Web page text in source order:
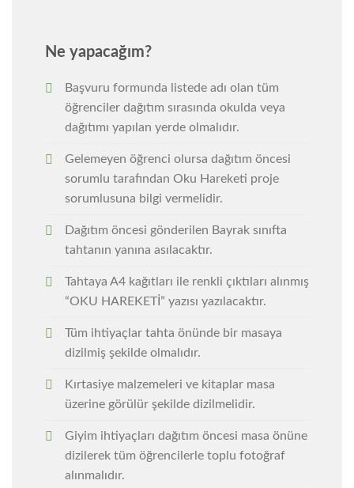
Ne yapacağım?
Başvuru formunda listede adı olan tüm
öğrenciler dağıtım sırasında okulda veya
dağıtımı yapılan yerde olmalıdır.
Gelemeyen öğrenci olursa dağıtım öncesi
sorumlu tarafından Oku Hareketi proje
sorumlusuna bilgi vermelidir.
Dağıtım öncesi gönderilen Bayrak sınıfta
tahtanın yanına asılacaktır.
Tahtaya A4 kağıtları ile renkli çıktıları alınmış
“OKU HAREKETİ” yazısı yazılacaktır.
Tüm ihtiyaçlar tahta önünde bir masaya
dizilmiş şekilde olmalıdır.
Kırtasiye malzemeleri ve kitaplar masa
üzerine görülür şekilde dizilmelidir.
Giyim ihtiyaçları dağıtım öncesi masa önüne
dizilerek tüm öğrencilerle toplu fotoğraf
alınmalıdır.